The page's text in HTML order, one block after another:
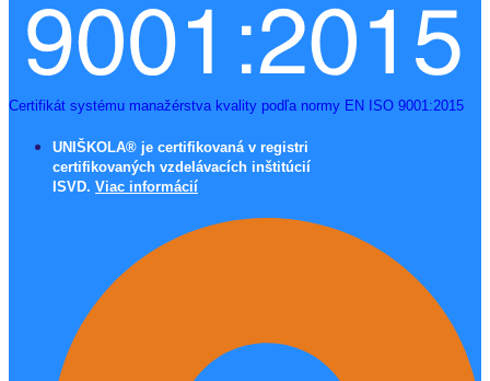
Certifikát systému manažérstva kvality podľa normy EN ISO 9001:2015
UNIŠKOLA® je certifikovaná v registri
certifikovaných vzdelávacích inštitúcií
ISVD. Viac informácií